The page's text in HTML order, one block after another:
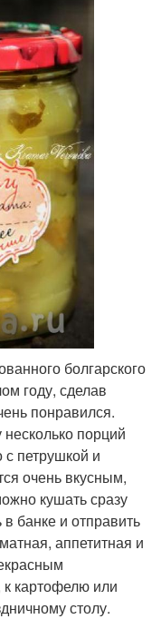
болгарского
году, сделав
понравился.
порций
с петрушкой и
очень вкусным,
кушать сразу
банке и отправить
аппетитная и
картофелю или
столу.